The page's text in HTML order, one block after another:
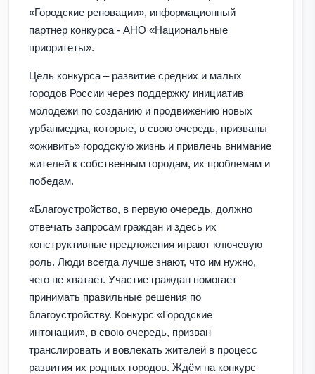
«Городские реновации», информационный
партнер конкурса - АНО «Национальные
приоритеты».
Цель конкурса – развитие средних и малых
городов России через поддержку инициатив
молодежи по созданию и продвижению новых
урбанмедиа, которые, в свою очередь, призваны
«оживить» городскую жизнь и привлечь внимание
жителей к собственным городам, их проблемам и
победам.
«Благоустройство, в первую очередь, должно
отвечать запросам граждан и здесь их
конструктивные предложения играют ключевую
роль. Люди всегда лучше знают, что им нужно,
чего не хватает. Участие граждан помогает
принимать правильные решения по
благоустройству. Конкурс «Городские
интонации», в свою очередь, призван
транслировать и вовлекать жителей в процесс
развития их родных городов. Ждём на конкурс